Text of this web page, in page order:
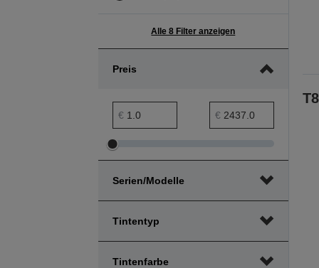
Alle 8 Filter anzeigen
Preis
Preis min. Bereich
€ Preis max. Bereich
€
Preis
Bereich
anpassen
Preis
Bereich
anpassen
Serien/Modelle
Tintentyp
Tintenfarbe